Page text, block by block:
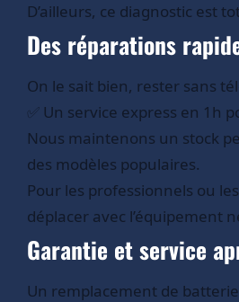
D’ailleurs, ce diagnostic est
Des réparations
On le sait bien, rester sans
✅ Un service express en 1h
Nous maintenons un stock
des modèles populaires.
Pour les professionnels ou
déplacer avec l’équipement
Garantie et service
Un remplacement de